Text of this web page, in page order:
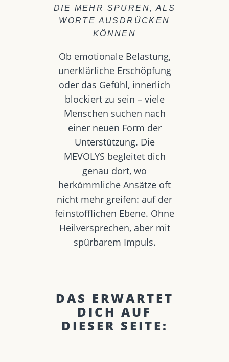
DIE MEHR SPÜREN, ALS
WORTE AUSDRÜCKEN
KÖNNEN
Ob emotionale Belastung,
unerklärliche Erschöpfung
oder das Gefühl, innerlich
blockiert zu sein – viele
Menschen suchen nach
einer neuen Form der
Unterstützung. Die
MEVOLYS begleitet dich
genau dort, wo
herkömmliche Ansätze oft
nicht mehr greifen: auf der
feinstofflichen Ebene. Ohne
Heilversprechen, aber mit
spürbarem Impuls.
DAS ERWARTET
DICH AUF
DIESER SEITE: